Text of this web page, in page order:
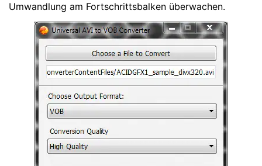
Umwandlung am Fortschrittsbalken überwachen.